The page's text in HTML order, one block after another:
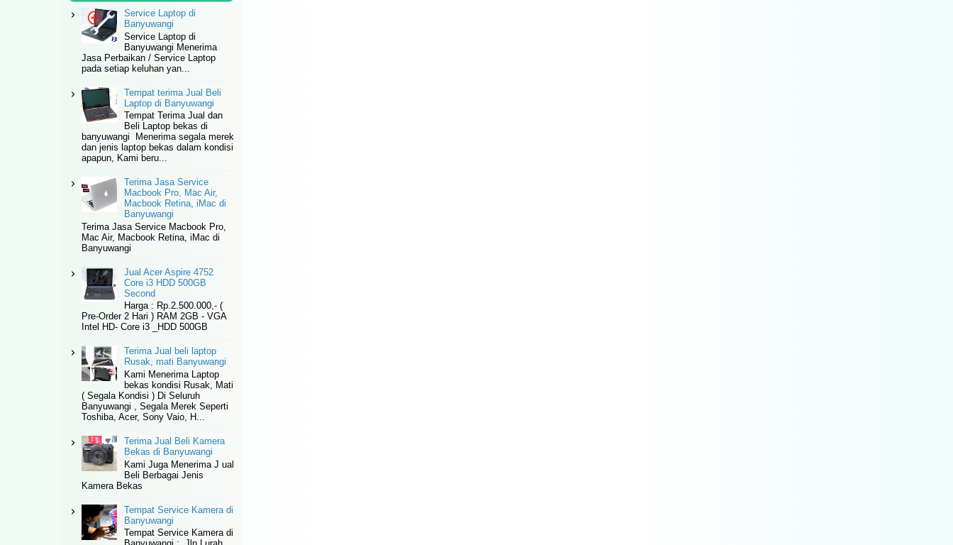
Service Laptop di
Banyuwangi
Service Laptop di
Banyuwangi Menerima
Jasa Perbaikan / Service Laptop
pada setiap keluhan yan...
Tempat terima Jual Beli
Laptop di Banyuwangi
Tempat Terima Jual dan
Beli Laptop bekas di
banyuwangi Menerima segala merek
dan jenis laptop bekas dalam kondisi
apapun, Kami beru...
Terima Jasa Service
Macbook Pro, Mac Air,
Macbook Retina, iMac di
Banyuwangi
Terima Jasa Service Macbook Pro,
Mac Air, Macbook Retina, iMac di
Banyuwangi
Jual Acer Aspire 4752
Core i3 HDD 500GB
Second
Harga : Rp.2.500.000,- (
Pre-Order 2 Hari ) RAM 2GB - VGA
Intel HD- Core i3 _HDD 500GB
Terima Jual beli laptop
Rusak, mati Banyuwangi
Kami Menerima Laptop
bekas kondisi Rusak, Mati
( Segala Kondisi ) Di Seluruh
Banyuwangi , Segala Merek Seperti
Toshiba, Acer, Sony Vaio, H...
Terima Jual Beli Kamera
Bekas di Banyuwangi
Kami Juga Menerima J ual
Beli Berbagai Jenis
Kamera Bekas
Tempat Service Kamera di
Banyuwangi
Tempat Service Kamera di